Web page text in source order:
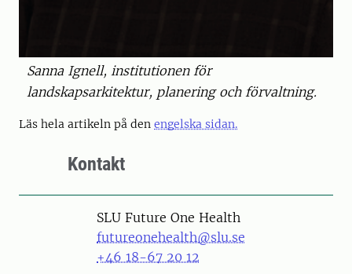
Sanna Ignell, institutionen för
landskapsarkitektur, planering och förvaltning.
Läs hela artikeln på den engelska sidan.
Kontakt
SLU Future One Health
futureonehealth@slu.se
+46 18-67 20 12